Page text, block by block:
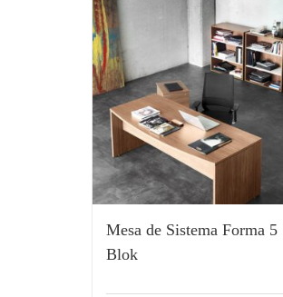
Mesa de Sistema Forma 5
Blok